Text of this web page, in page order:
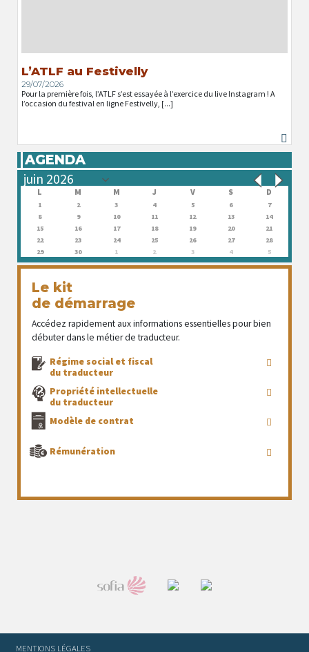
L’ATLF au Festivelly
29/07/2026
Pour la première fois, l’ATLF s’est essayée à l’exercice du live Instagram ! A
l’occasion du festival en ligne Festivelly, [...]
AGENDA
L M M J V S D
1 2 3 4 5 6
7
8
9 10 11 12 13
14
15
16 17 18 19 20
21
22
23 24 25 26 27
28
29
30 1 2 3 4 5
Le kit
de démarrage
Accédez rapidement aux informations essentielles pour bien
débuter dans le métier de traducteur.
Régime social et fiscal
du traducteur
Propriété intellectuelle
du traducteur
Modèle de contrat
Rémunération
MENTIONS LÉGALES